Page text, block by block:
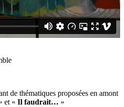
de thématiques proposées en amont
et « Il faudrait… »